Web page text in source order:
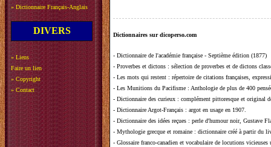
» Dictionnaire Français-Anglais
DIVERS
» Liens
Faire un lien
» Copyright
» Contact
Dictionnaires sur dicoperso.com
- Dictionnaire de l'académie française - Septième édition (1877)
- Proverbes et dictons : sélection de proverbes et de dictons
- Les mots qui restent : répertoire de citations françaises,
- Les Munitions du Pacifisme : Anthologie de plus de 400
- Dictionnaire des curieux : complément pittoresque et original
- Dictionnaire Argot-Français : argot en usage en 1907.
- Dictionnaire des idées reçues : perle d'humour noir, Gustave
- Mythologie grecque et romaine : dictionnaire créé à partir du
- Glossaire franco-canadien et vocabulaire de locutions vicieuses